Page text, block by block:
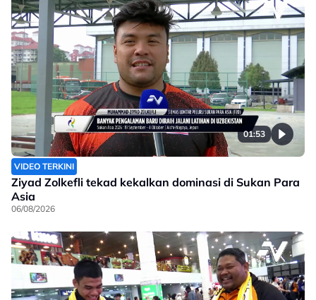
01:53
VIDEO TERKINI
Ziyad Zolkefli tekad kekalkan dominasi di Sukan Para
Asia
06/08/2026